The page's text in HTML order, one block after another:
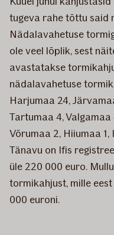
tugeva rahe tõttu said
Nädalavahetuse
ole veel lõplik, sest
avastatakse
nädalavahetuse
Harjumaa 24,
Tartumaa 4,
Võrumaa 2, Hiiumaa 1,
Tänavu on Ifis
üle 220 000 euro.
tormikahjust, mille
000 euroni.